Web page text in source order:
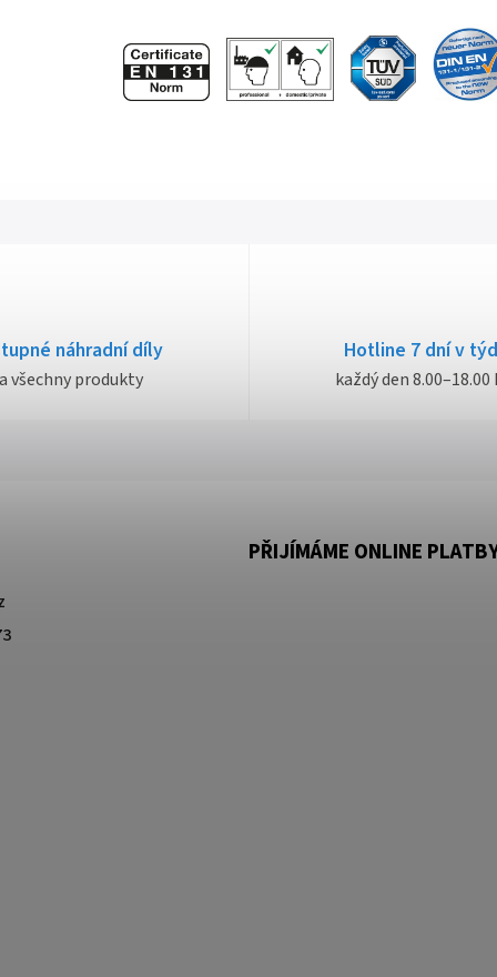
náhradní díly
všechny produkty
Hotline 7 dní v
každý den 8.00–18.00
PŘIJÍMÁME ONLINE